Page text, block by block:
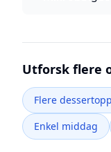
Utforsk flere
Flere
Enkel middag